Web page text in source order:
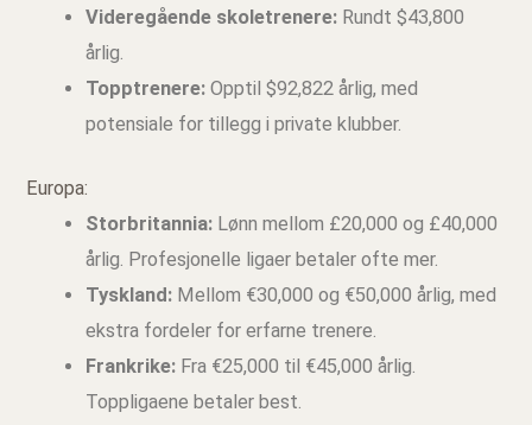
Videregående skoletrenere:Rundt $43,800
årlig.
Topptrenere:Opptil $92,822 årlig, med
potensiale for tillegg i private klubber.
Europa:
Storbritannia:Lønn mellom £20,000 og £40,000
årlig. Profesjonelle ligaer betaler ofte mer.
Tyskland:Mellom €30,000 og €50,000 årlig, med
ekstra fordeler for erfarne trenere.
Frankrike:Fra €25,000 til €45,000 årlig.
Toppligaene betaler best.